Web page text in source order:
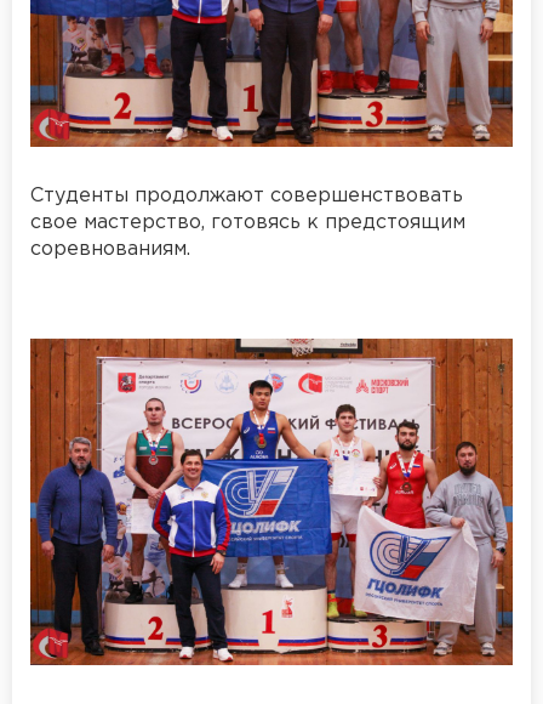
Студенты продолжают совершенствовать
свое мастерство, готовясь к предстоящим
соревнованиям.